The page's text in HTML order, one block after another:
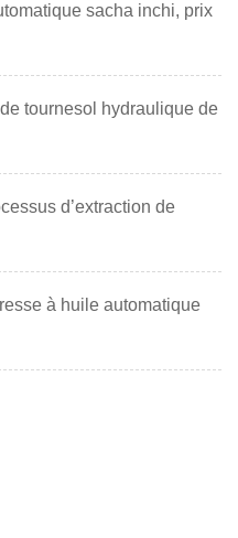
sacha inchi, prix
tournesol hydraulique de
d’extraction de
à huile automatique